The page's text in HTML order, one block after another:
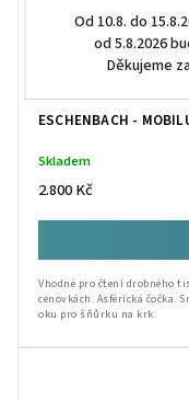
Od 10.8. do
od 5.8.2026
Děkujeme
ESCHENBACH -
Skladem
2.800 Kč
Vhodné pro čtení drobného
cenovkách. Asférická